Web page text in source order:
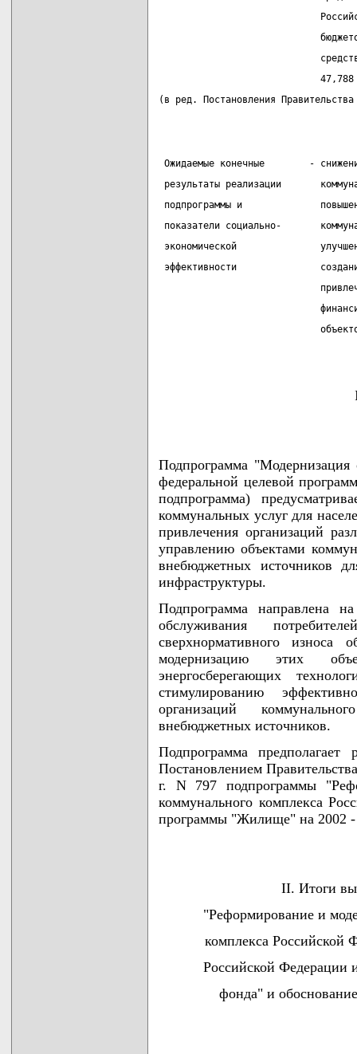
(в ред. Постановления
Ожидаемые конечные        -
результаты реализации
подпрограммы и
показатели социально-
экономической
эффективности               создание
Подпрограмма "Модернизация
федеральной целевой
подпрограмма)
коммунальных услуг для
привлечения организаций
управлению объектами
внебюджетных источников
инфраструктуры.
Подпрограмма направлена
обслуживания
сверхнормативного износа
модернизацию этих
энергосберегающих
стимулированию
организаций
внебюджетных источников.
Подпрограмма
Постановлением
г. N 797 подпрограммы
коммунального комплекса
программы "Жилище" на 2002 -
II. Итоги
"Реформирование и
комплекса Российской
Российской Федерации
фонда" и